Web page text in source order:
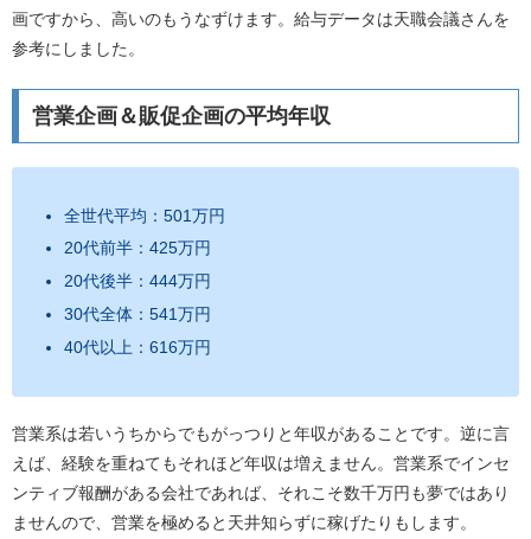
画ですから、高いのもうなずけます。給与データは天職会議さんを
参考にしました。
営業企画＆販促企画の平均年収
全世代平均：501万円
20代前半：425万円
20代後半：444万円
30代全体：541万円
40代以上：616万円
営業系は若いうちからでもがっつりと年収があることです。逆に言
えば、経験を重ねてもそれほど年収は増えません。営業系でインセ
ンティブ報酬がある会社であれば、それこそ数千万円も夢ではあり
ませんので、営業を極めると天井知らずに稼げたりもします。